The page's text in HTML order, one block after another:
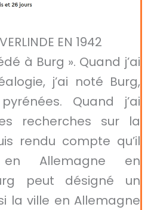
EN 1942
à Burg ». Quand j’ai
j’ai noté Burg,
Quand j’ai
recherches sur la
rendu compte qu’il
Allemagne en
peut désigné un
la ville en Allemagne